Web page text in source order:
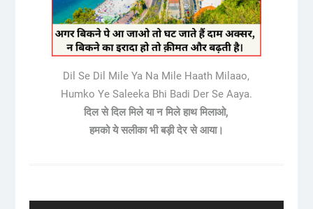
Dil Se Dil Mile Ya Na Mile Haath Milaao,
Humko Ye Saleeka Bhi Badi Der Se Aaya.
दिल से दिल मिले या न मिले हाथ मिलाओ,
हमको ये सलीका भी बड़ी देर से आया।